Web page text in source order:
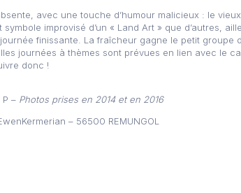
avec une touche d’humour malicieux : le
improvisé d’un « Land Art » que d’autres,
finissante. La fraîcheur gagne le petit
journées à thèmes sont prévues en lien avec le
donc !
– Photos prises en 2014 et en 2016
– 56500 REMUNGOL